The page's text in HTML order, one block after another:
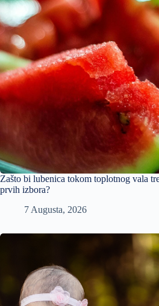
Zašto bi lubenica tokom toplotnog vala
prvih izbora?
7 Augusta, 2026